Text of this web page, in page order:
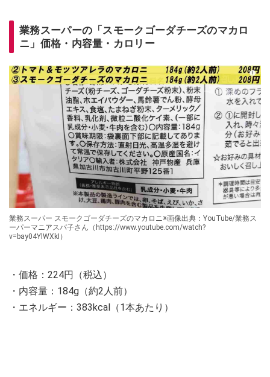
業務スーパーの「スモークゴーダチーズのマカロ
ニ」価格・内容量・カロリー
業務スーパー スモークゴーダチーズのマカロニ※画像出典：YouTube/業務ス
ーパーマニアスパ子さん（https://www.youtube.com/watch?
v=bay04YlWXkI）
・価格：224円（税込）
・内容量：184g（約2人前）
・エネルギー：383kcal（1本あたり）